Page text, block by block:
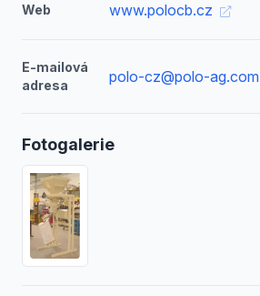
Web www.polocb.cz
E-mailová
adresa
polo-cz@polo-ag.com
Fotogalerie